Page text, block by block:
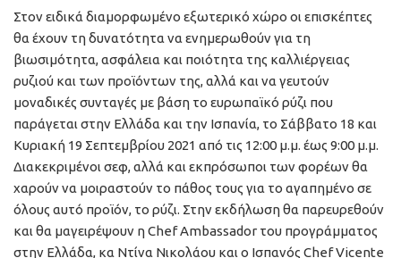
Στον ειδικά διαμορφωμένο εξωτερικό χώρο οι επισκέπτες
θα έχουν τη δυνατότητα να ενημερωθούν για τη
βιωσιμότητα, ασφάλεια και ποιότητα της καλλιέργειας
ρυζιού και των προϊόντων της, αλλά και να γευτούν
μοναδικές συνταγές με βάση το ευρωπαϊκό ρύζι που
παράγεται στην Ελλάδα και την Ισπανία, το Σάββατο 18 και
Κυριακή 19 Σεπτεμβρίου 2021 από τις 12:00 μ.μ. έως 9:00 μ.μ.
Διακεκριμένοι σεφ, αλλά και εκπρόσωποι των φορέων θα
χαρούν να μοιραστούν το πάθος τους για το αγαπημένο σε
όλους αυτό προϊόν, το ρύζι. Στην εκδήλωση θα παρευρεθούν
και θα μαγειρέψουν η Chef Ambassador του προγράμματος
στην Ελλάδα, κα Ντίνα Νικολάου και ο Ισπανός Chef Vicente